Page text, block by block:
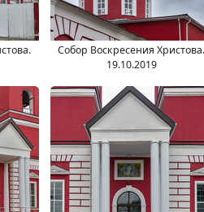
Собор Воскресения Христова.
19.10.2019